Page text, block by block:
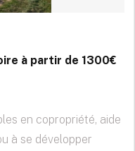
à partir de 1300€
en copropriété, aide
à se développer